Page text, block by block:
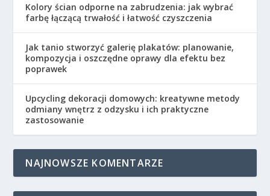
Kolory ścian odporne na zabrudzenia: jak wybrać
farbę łączącą trwałość i łatwość czyszczenia
Jak tanio stworzyć galerię plakatów: planowanie,
kompozycja i oszczędne oprawy dla efektu bez
poprawek
Upcycling dekoracji domowych: kreatywne metody
odmiany wnętrz z odzysku i ich praktyczne
zastosowanie
NAJNOWSZE KOMENTARZE